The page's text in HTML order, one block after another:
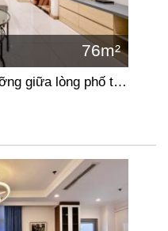
76m²
Trải nghiệm sống nghỉ dưỡng giữa lòng phố tại căn hộ 2 phòng ngủ Vinhomes Central Park